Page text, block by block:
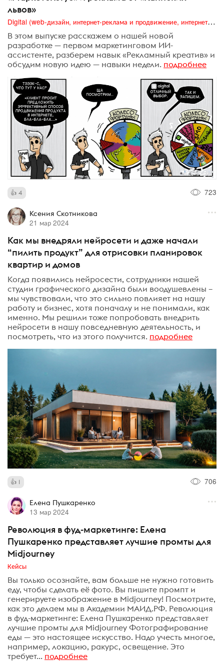
львов»⁠⁠
Digital (web-дизайн, интернет-реклама и продвижение, интернет-сообщества и блоги, интернет-коммуникации, мобильный маркетинг, реклама на цифровых экранах)
В этом выпуске расскажем о нашей новой
разработке — первом маркетинговом ИИ-
ассистенте, разберем навык «Рекламный креатив» и
обсудим новую идею — навыки недели. подробнее
4 723
Ксения Скотникова
21 мар 2024
Как мы внедряли нейросети и даже начали
“пилить продукт” для отрисовки планировок
квартир и домов
Когда появились нейросести, сотрудники нашей
студии графического дизайна были воодушевлены –
мы чувствовали, что это сильно повлияет на нашу
работу и бизнес, хотя поначалу и не понимали, как
именно. Мы решили тоже попробовать внедрить
нейросети в нашу повседневную деятельность, и
посмотреть, что из этого получится. подробнее
1 706
Елена Пушкаренко
13 мар 2024
Революция в фуд-маркетинге: Елена
Пушкаренко представляет лучшие промты для
Midjourney
Кейсы
Вы только осознайте, вам больше не нужно готовить
еду, чтобы сделать её фото. Вы пишите промпт и
генерируете изображение в Midjourney! Посмотрите,
как это делаем мы в Академии МАИД.РФ. Революция
в фуд-маркетинге: Елена Пушкаренко представляет
лучшие промты для Midjourney Фотографирование
еды — это настоящее искусство. Надо учесть многое,
например, локацию, ракурс, освещение. Это
требует... подробнее